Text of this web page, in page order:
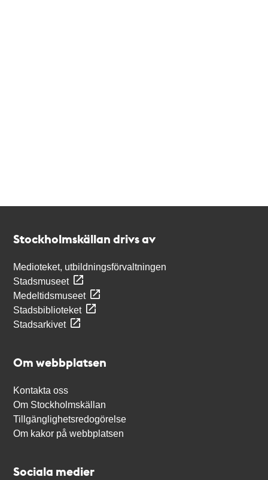
Stockholmskällan drivs av
Medioteket, utbildningsförvaltningen
Stadsmuseet
Medeltidsmuseet
Stadsbiblioteket
Stadsarkivet
Om webbplatsen
Kontakta oss
Om Stockholmskällan
Tillgänglighetsredogörelse
Om kakor på webbplatsen
Sociala medier